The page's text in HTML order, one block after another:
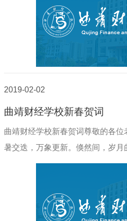
2019-02-02
曲靖财经学校新春贺词
曲靖财经学校新春贺词尊敬的各
暑交迭，万象更新。倏然间，岁月
了一圈，值此辞旧迎新的时刻，曲
工、同学们表示诚挚的新春问候和